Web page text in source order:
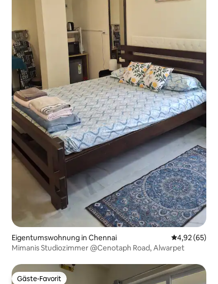
Eigentumswohnung in Chennai
4,92 (65)
Mimanis Studiozimmer @Cenotaph Road, Alwarpet
Gäste-Favorit